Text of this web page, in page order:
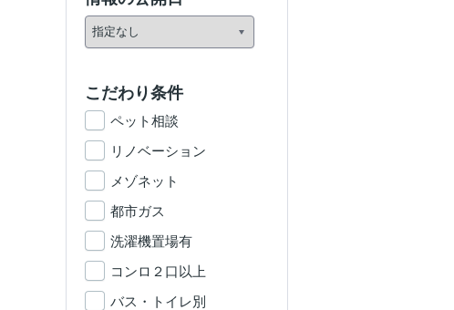
こだわり条件
ペット相談
リノベーション
メゾネット
都市ガス
洗濯機置場有
コンロ２口以上
バス・トイレ別